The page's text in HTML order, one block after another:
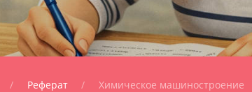
Реферат Химическое машиностроение